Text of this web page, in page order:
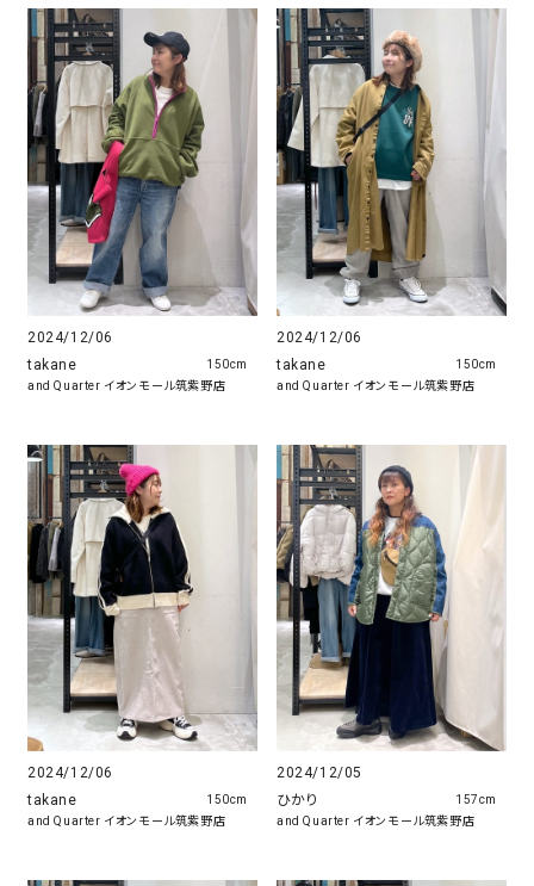
2024/12/06
takane
and Quarter イオンモール筑紫野店
150cm
2024/12/06
takane
and Quarter イオンモール筑紫野店
150cm
2024/12/06
takane
and Quarter イオンモール筑紫野店
150cm
2024/12/05
ひかり
and Quarter イオンモール筑紫野店
157cm